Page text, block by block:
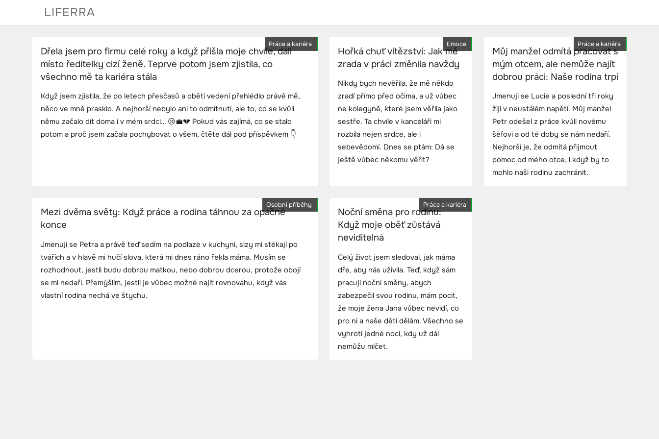
LIFERRA
Práce a kariéra
Dřela jsem pro firmu celé roky a když přišla moje chvíle, dali
místo ředitelky cizí ženě. Teprve potom jsem zjistila, co
všechno mě ta kariéra stála
Když jsem zjistila, že po letech přesčasů a obětí vedení přehlédlo právě mě,
něco ve mně prasklo. A nejhorší nebylo ani to odmítnutí, ale to, co se kvůli
němu začalo dít doma i v mém srdci… 😢💼💔 Pokud vás zajímá, co se stalo
potom a proč jsem začala pochybovat o všem, čtěte dál pod příspěvkem 👇
Emoce
Hořká chuť vítězství: Jak mě
zrada v práci změnila navždy
Nikdy bych nevěřila, že mě někdo
zradí přímo před očima, a už vůbec
ne kolegyně, které jsem věřila jako
sestře. Ta chvíle v kanceláři mi
rozbila nejen srdce, ale i
sebevědomí. Dnes se ptám: Dá se
ještě vůbec někomu věřit?
Práce a kariéra
Můj manžel odmítá pracovat s
mým otcem, ale nemůže najít
dobrou práci: Naše rodina trpí
Jmenuji se Lucie a poslední tři roky
žiji v neustálém napětí. Můj manžel
Petr odešel z práce kvůli novému
šéfovi a od té doby se nám nedaří.
Nejhorší je, že odmítá přijmout
pomoc od mého otce, i když by to
mohlo naši rodinu zachránit.
Osobní příběhy
Mezi dvěma světy: Když práce a rodina táhnou za opačné
konce
Jmenuji se Petra a právě teď sedím na podlaze v kuchyni, slzy mi stékají po
tvářích a v hlavě mi hučí slova, která mi dnes ráno řekla máma. Musím se
rozhodnout, jestli budu dobrou matkou, nebo dobrou dcerou, protože obojí
se mi nedaří. Přemýšlím, jestli je vůbec možné najít rovnováhu, když vás
vlastní rodina nechá ve štychu.
Práce a kariéra
Noční směna pro rodinu:
Když moje oběť zůstává
neviditelná
Celý život jsem sledoval, jak máma
dře, aby nás uživila. Teď, když sám
pracuji noční směny, abych
zabezpečil svou rodinu, mám pocit,
že moje žena Jana vůbec nevidí, co
pro ni a naše děti dělám. Všechno se
vyhrotí jedné noci, kdy už dál
nemůžu mlčet.